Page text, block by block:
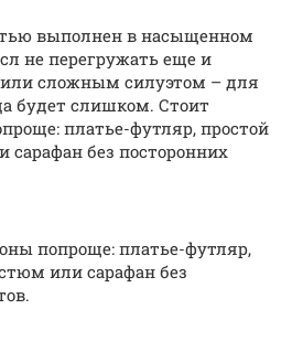
выполнен в насыщенном
не перегружать еще и
сложным силуэтом – для
будет слишком. Стоит
платье-футляр, простой
без посторонних
попроще: платье-футляр,
или сарафан без